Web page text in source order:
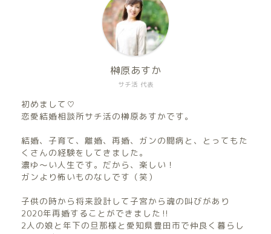
サチ活 代表
榊原あすか
初めまして♡
恋愛結婚相談所サチ活の榊原あすかです。
結婚、子育て、離婚、再婚、ガンの闘病と、とってもた
くさんの経験をしてきました。
濃ゆ〜い人生です。だから、楽しい！
ガンより怖いものなしです（笑）
子供の時から将来設計して子宮から魂の叫びがあり
2020年再婚することができました‼︎
2人の娘と年下の旦那様と愛知県豊田市で仲良く暮らし